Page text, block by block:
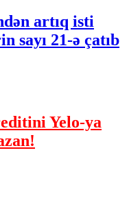
artıq isti
sayı 21-ə çatıb
Yelo-ya